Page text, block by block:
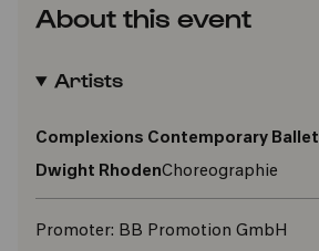
About this event
Artists
Complexions Contemporary Ballet
Dwight RhodenChoreographie
Promoter: BB Promotion GmbH